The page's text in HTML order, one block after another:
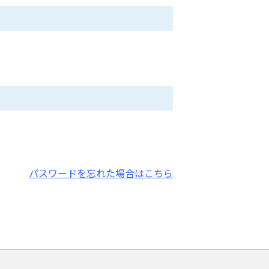
パスワードを忘れた場合はこちら